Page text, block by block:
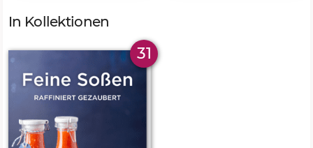
In Kollektionen
31